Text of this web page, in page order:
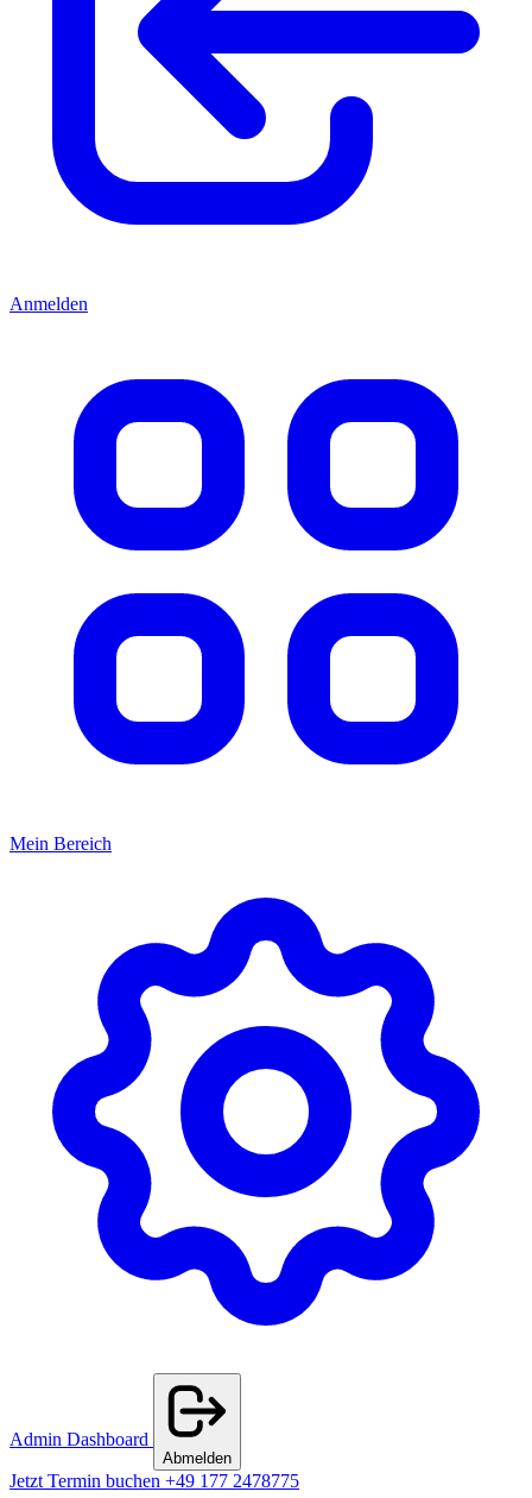
Anmelden
Mein Bereich
Admin Dashboard
Abmelden
Jetzt Termin buchen +49 177 2478775